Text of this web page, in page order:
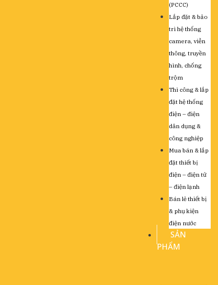
(PCCC)
Lắp đặt & bảo
trì hệ thống
camera, viễn
thông, truyền
hình, chống
trộm
Thi công & lắp
đặt hệ thống
điện – điện
dân dụng &
công nghiệp
Mua bán & lắp
đặt thiết bị
điện – điện tử
– điện lạnh
Bán lẻ thiết bị
& phụ kiện
điện nước
SẢN
PHẨM